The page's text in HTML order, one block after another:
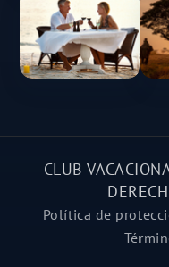
CLUB
Política de